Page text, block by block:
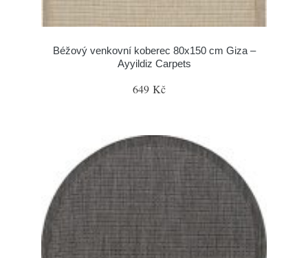
Béžový venkovní koberec 80x150 cm Giza –
Ayyildiz Carpets
649 Kč